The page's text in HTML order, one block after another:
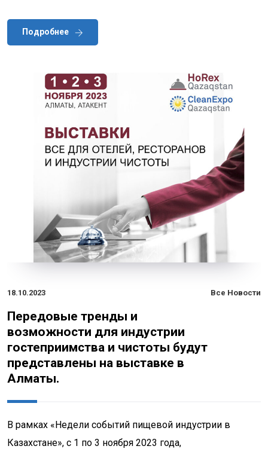
Подробнее
18.10.2023 Все Новости
Передовые тренды и
возможности для индустрии
гостеприимства и чистоты будут
представлены на выставке в
Алматы.
В рамках «Недели событий пищевой индустрии в
Казахстане», с 1 по 3 ноября 2023 года,